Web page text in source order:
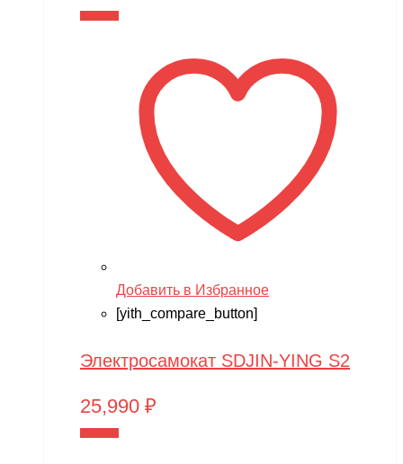
Добавить в Избранное
[yith_compare_button]
Электросамокат SDJIN-YING S2
25,990 ₽